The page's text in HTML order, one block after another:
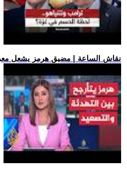
.. نقاش الساعة | مضيق هرمز يشعل